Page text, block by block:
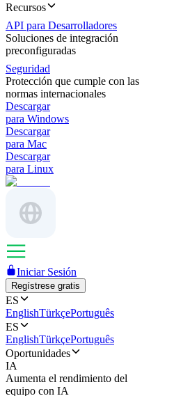
Recursos
API para Desarrolladores
Soluciones de integración
preconfiguradas
Seguridad
Protección que cumple con las
normas internacionales
Descargar
para Windows
Descargar
para Mac
Descargar
para Linux
Iniciar Sesión
Regístrese gratis
ES
EnglishTürkçePortuguês
ES
EnglishTürkçePortuguês
Oportunidades
IA
Aumenta el rendimiento del
equipo con IA